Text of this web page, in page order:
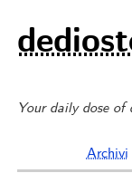
Your daily dose of
Archivi